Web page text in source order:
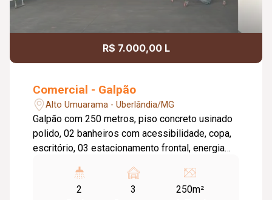
R$ 7.000,00 L
Comercial - Galpão
Alto Umuarama - Uberlândia/MG
Galpão com 250 metros, piso concreto usinado
polido, 02 banheiros com acessibilidade, copa,
escritório, 03 estacionamento frontal, energia
2
3
250m²